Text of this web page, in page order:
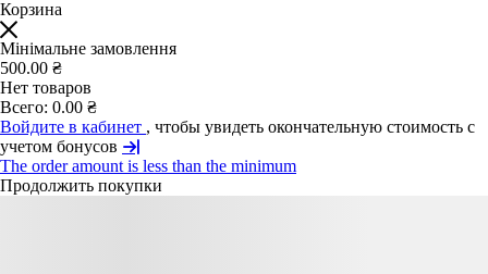
Корзина
Мінімальне замовлення
500.00 ₴
Нет товаров
Всего: 0.00 ₴
Войдите в кабинет , чтобы увидеть окончательную стоимость с
учетом бонусов
The order amount is less than the minimum
Продолжить покупки